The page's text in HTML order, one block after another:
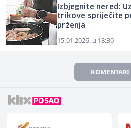
Izbjegnite nered:
trikove spriječite
prženja
15.01.2026. u 18:30
KOMENTARI